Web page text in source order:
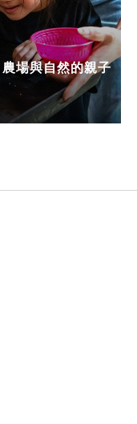
場與自然的親子